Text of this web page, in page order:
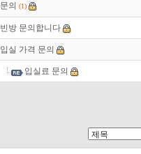
문의 (1)
빈방 문의합니다
입실 가격 문의
입실료 문의